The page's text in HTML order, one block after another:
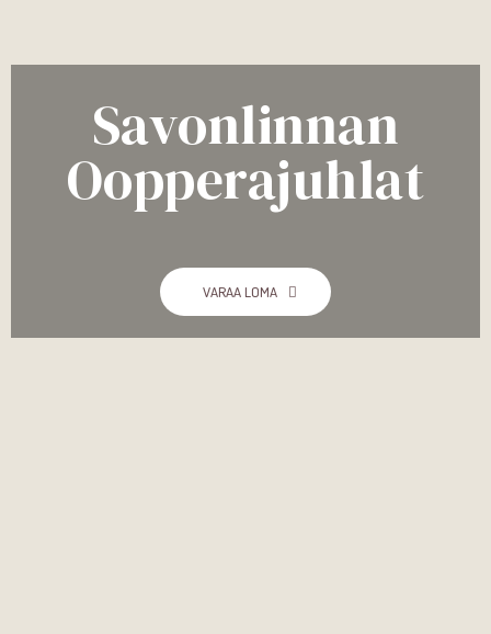
Savonlinnan
Oopperajuhlat
VARAA LOMA